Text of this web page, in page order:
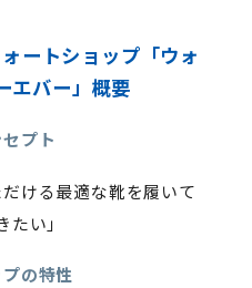
ートショップ「ウォ
エバー」概要
プト
ける最適な靴を履いて
たい」
の特性